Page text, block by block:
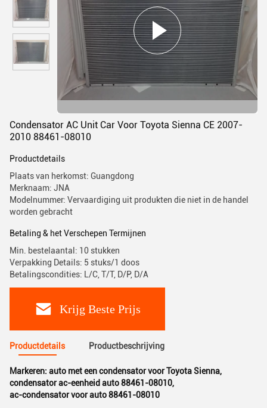
Condensator AC Unit Car Voor Toyota Sienna CE 2007-
2010 88461-08010
Productdetails
Plaats van herkomst: Guangdong
Merknaam: JNA
Modelnummer: Vervaardiging uit produkten die niet in de handel
worden gebracht
Betaling & het Verschepen Termijnen
Min. bestelaantal: 10 stukken
Verpakking Details: 5 stuks/1 doos
Betalingscondities: L/C, T/T, D/P, D/A
Krijg Beste Prijs
Productdetails Productbeschrijving
Markeren: auto met een condensator voor Toyota Sienna,
condensator ac-eenheid auto 88461-08010,
ac-condensator voor auto 88461-08010